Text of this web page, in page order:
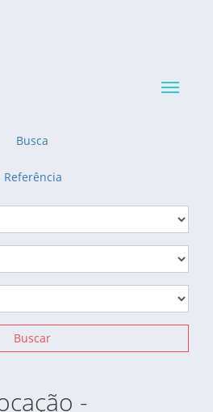
Busca
Referência
Buscar
-